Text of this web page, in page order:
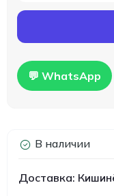
💬 WhatsApp
В наличии
Доставка: